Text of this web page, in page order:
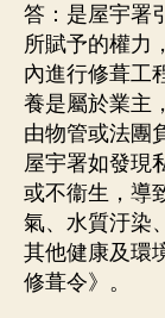
答：是屋宇署
所賦予的權力
內進行修葺工
養是屬於業主
由物管或法團
屋宇署如發現
或不衞生，導
氣、水質汙染
其他健康及環
修葺令》。